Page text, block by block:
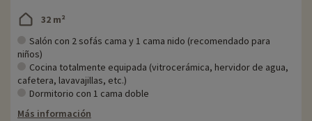
32 m²
Salón con 2 sofás cama y 1 cama nido (recomendado para
niños)
Cocina totalmente equipada (vitrocerámica, hervidor de agua,
cafetera, lavavajillas, etc.)
Dormitorio con 1 cama doble
Más información